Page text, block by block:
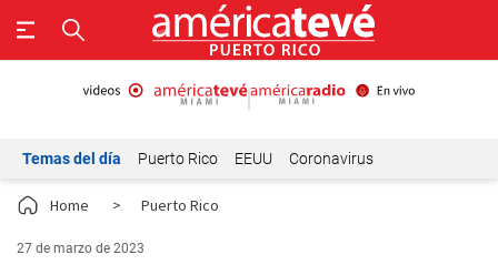
Temas del día Puerto Rico EEUU Coronavirus
Home > Puerto Rico
27 de marzo de 2023